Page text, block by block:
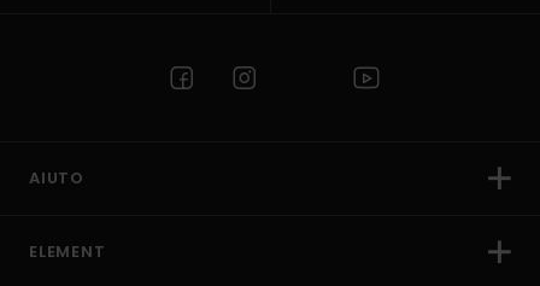
AIUTO
ELEMENT